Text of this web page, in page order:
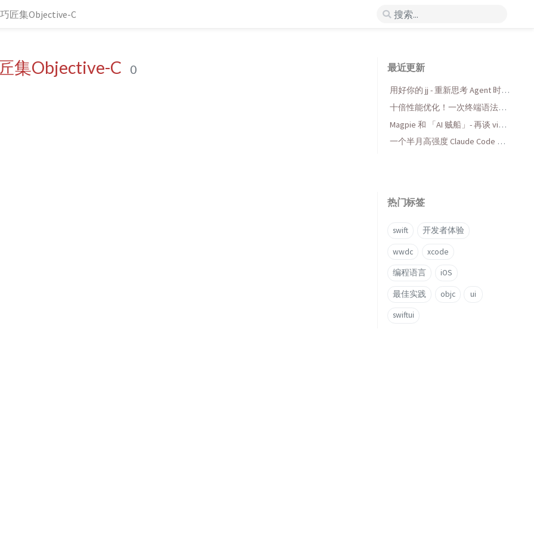
匠集Objective-C
集Objective-C 0 最近更新
用好你的 jj - 重新思考 Agent 时代
的版本控制
十倍性能优化！一次终端语法高
亮库的 AI 折腾与收获
Magpie 和 「AI 贼船」- 再谈 vibe
coding，当代码变得廉价时...
一个半月高强度 Claude Code 使
热门标签
swift 开发者体验
wwdc xcode
编程语言 iOS
最佳实践 objc ui
swiftui